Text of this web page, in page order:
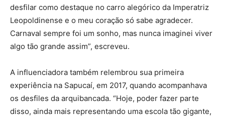
desfilar como destaque no carro alegórico da Imperatriz
Leopoldinense e o meu coração só sabe agradecer.
Carnaval sempre foi um sonho, mas nunca imaginei viver
algo tão grande assim”, escreveu.
A influenciadora também relembrou sua primeira
experiência na Sapucaí, em 2017, quando acompanhava
os desfiles da arquibancada. “Hoje, poder fazer parte
disso, ainda mais representando uma escola tão gigante,